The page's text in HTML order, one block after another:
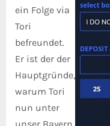
ein Folge via
Tori
befreundet.
Er ist der der
Hauptgründe,
warum Tori
nun unter